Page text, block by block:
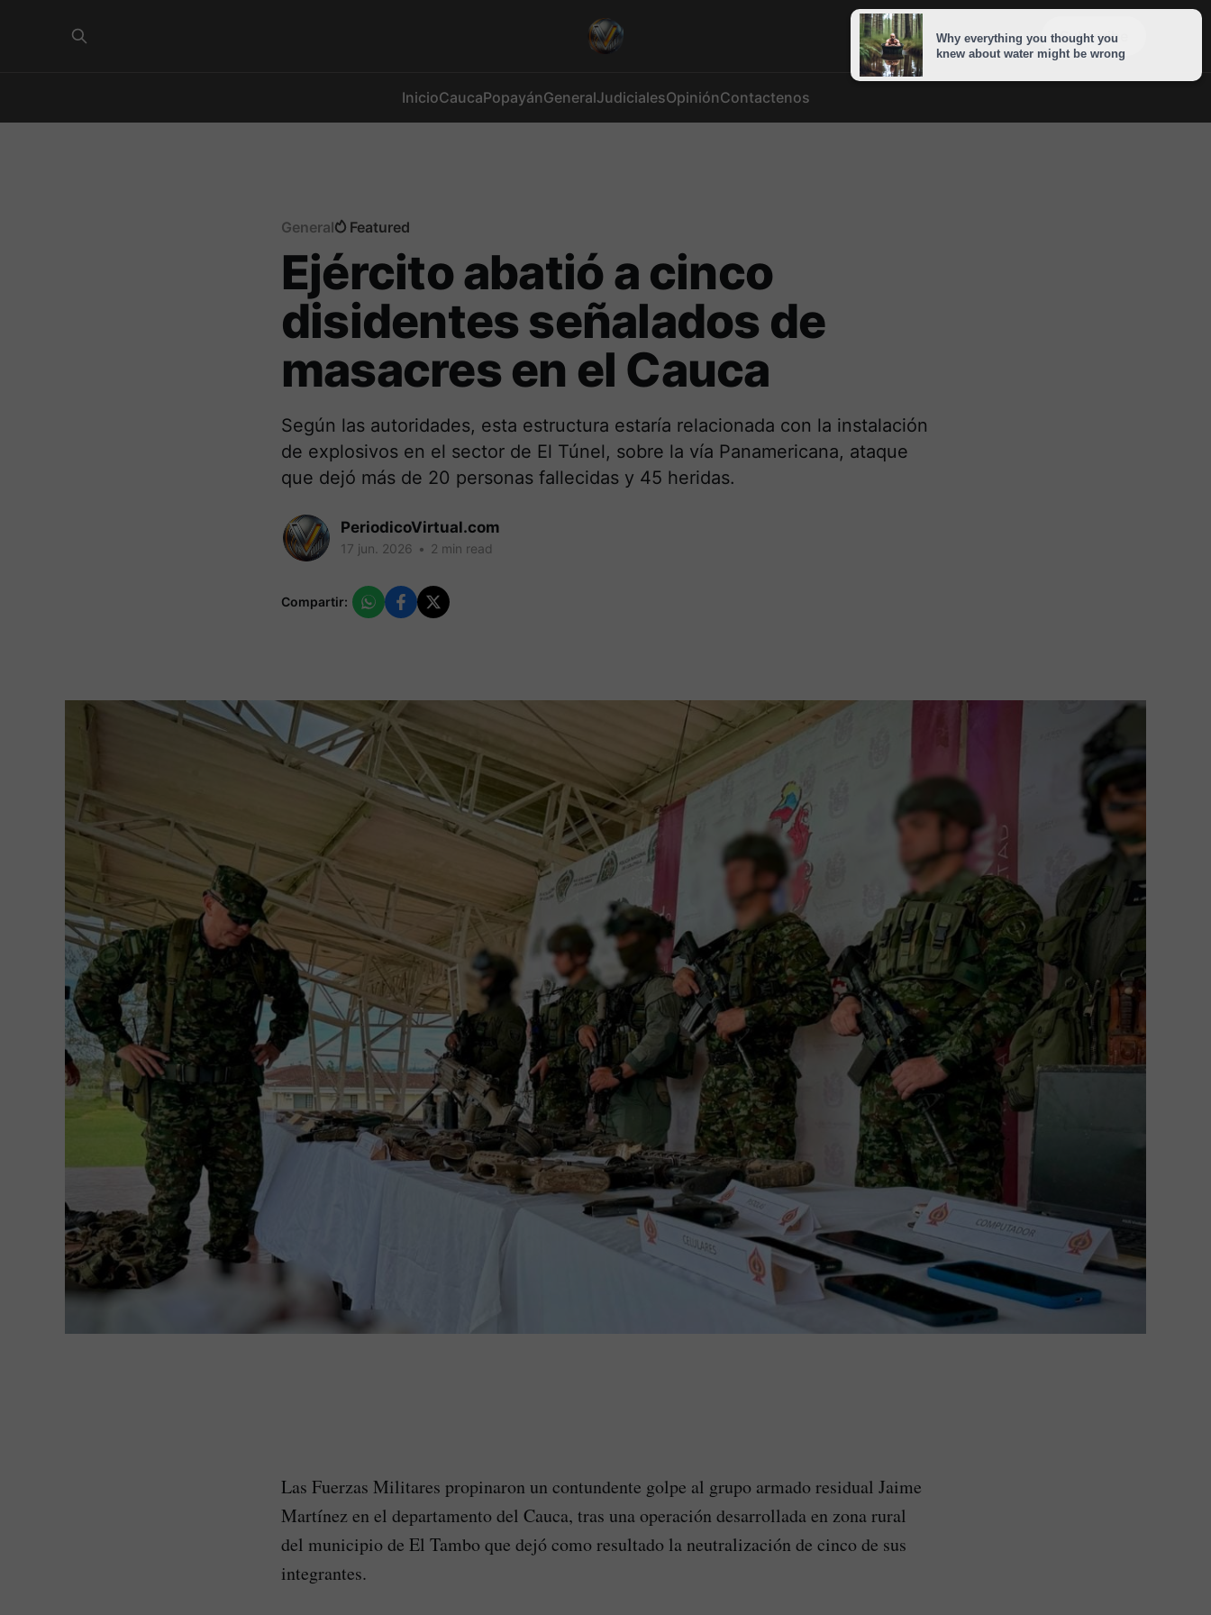
InicioCaucaPopayánGeneralJudicialesOpiniónContactenos
Sign in Subscribe
General Featured
Ejército abatió a cinco
disidentes señalados de
masacres en el Cauca
Según las autoridades, esta estructura estaría relacionada con la instalación
de explosivos en el sector de El Túnel, sobre la vía Panamericana, ataque
que dejó más de 20 personas fallecidas y 45 heridas.
PeriodicoVirtual.com
17 jun. 2026 • 2 min read
Compartir:
Las Fuerzas Militares propinaron un contundente golpe al grupo armado residual Jaime
Martínez en el departamento del Cauca, tras una operación desarrollada en zona rural
del municipio de El Tambo que dejó como resultado la neutralización de cinco de sus
integrantes.